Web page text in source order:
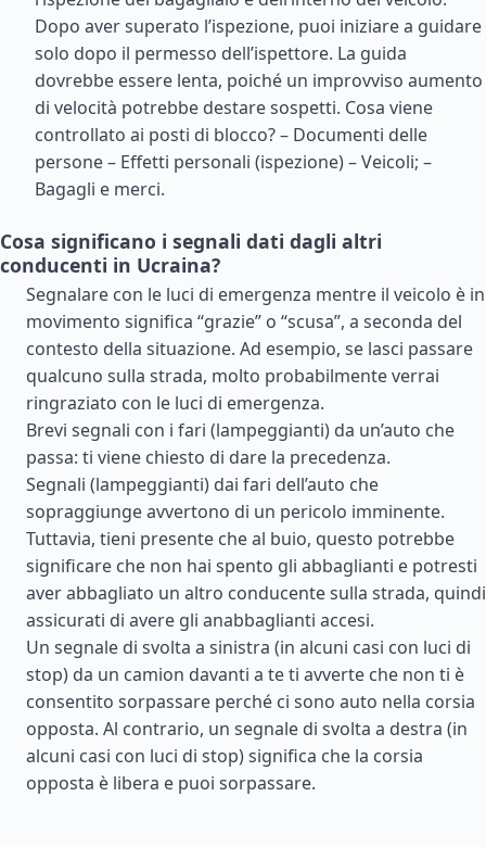
Dopo aver superato l’ispezione, puoi iniziare a guidare
solo dopo il permesso dell’ispettore. La guida
dovrebbe essere lenta, poiché un improvviso aumento
di velocità potrebbe destare sospetti. Cosa viene
controllato ai posti di blocco? – Documenti delle
persone – Effetti personali (ispezione) – Veicoli; –
Bagagli e merci.
Cosa significano i segnali dati dagli altri
conducenti in Ucraina?
Segnalare con le luci di emergenza mentre il veicolo è in
movimento significa “grazie” o “scusa”, a seconda del
contesto della situazione. Ad esempio, se lasci passare
qualcuno sulla strada, molto probabilmente verrai
ringraziato con le luci di emergenza.
Brevi segnali con i fari (lampeggianti) da un’auto che
passa: ti viene chiesto di dare la precedenza.
Segnali (lampeggianti) dai fari dell’auto che
sopraggiunge avvertono di un pericolo imminente.
Tuttavia, tieni presente che al buio, questo potrebbe
significare che non hai spento gli abbaglianti e potresti
aver abbagliato un altro conducente sulla strada, quindi
assicurati di avere gli anabbaglianti accesi.
Un segnale di svolta a sinistra (in alcuni casi con luci di
stop) da un camion davanti a te ti avverte che non ti è
consentito sorpassare perché ci sono auto nella corsia
opposta. Al contrario, un segnale di svolta a destra (in
alcuni casi con luci di stop) significa che la corsia
opposta è libera e puoi sorpassare.